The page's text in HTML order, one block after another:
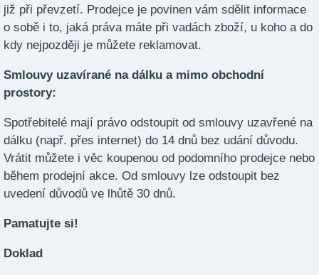
již při převzetí. Prodejce je povinen vám sdělit informace
o sobě i to, jaká práva máte při vadách zboží, u koho a do
kdy nejpozději je můžete reklamovat.
Smlouvy uzavírané na dálku a mimo obchodní
prostory:
Spotřebitelé mají právo odstoupit od smlouvy uzavřené na
dálku (např. přes internet) do 14 dnů bez udání důvodu.
Vrátit můžete i věc koupenou od podomního prodejce nebo
během prodejní akce. Od smlouvy lze odstoupit bez
uvedení důvodů ve lhůtě 30 dnů.
Pamatujte si!
Doklad